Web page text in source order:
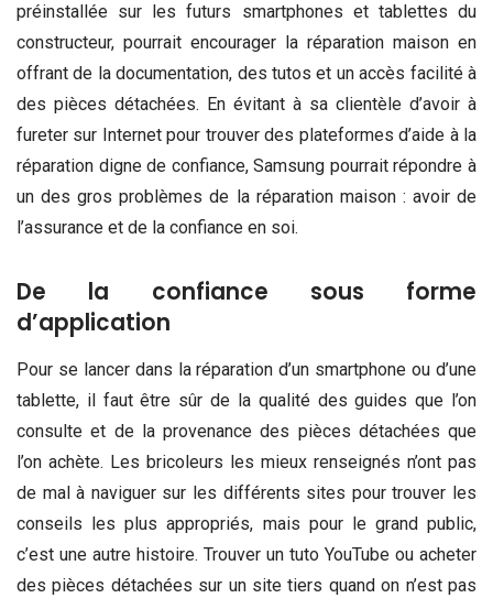
préinstallée sur les futurs smartphones et tablettes du
constructeur, pourrait encourager la réparation maison en
offrant de la documentation, des tutos et un accès facilité à
des pièces détachées. En évitant à sa clientèle d’avoir à
fureter sur Internet pour trouver des plateformes d’aide à la
réparation digne de confiance, Samsung pourrait répondre à
un des gros problèmes de la réparation maison : avoir de
l’assurance et de la confiance en soi.
De la confiance sous forme
d’application
Pour se lancer dans la réparation d’un smartphone ou d’une
tablette, il faut être sûr de la qualité des guides que l’on
consulte et de la provenance des pièces détachées que
l’on achète. Les bricoleurs les mieux renseignés n’ont pas
de mal à naviguer sur les différents sites pour trouver les
conseils les plus appropriés, mais pour le grand public,
c’est une autre histoire. Trouver un tuto YouTube ou acheter
des pièces détachées sur un site tiers quand on n’est pas